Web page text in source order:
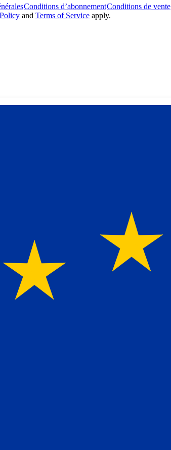
Conditions d’abonnementConditions de vente
and Terms of Service apply.